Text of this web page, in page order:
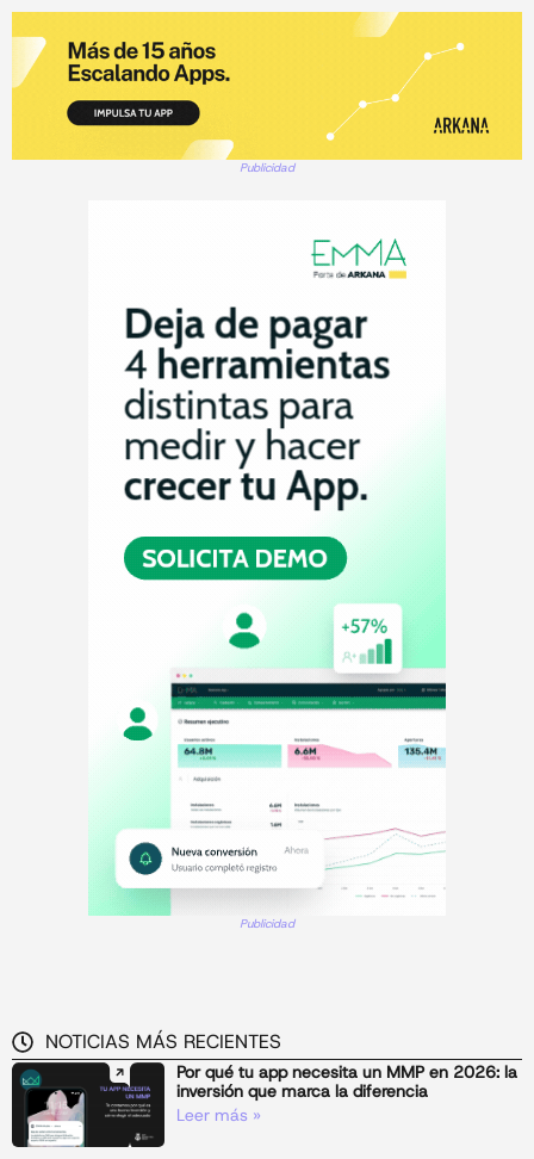
Publicidad
Publicidad
NOTICIAS MÁS RECIENTES
Por qué tu app necesita un MMP en 2026: la
inversión que marca la diferencia
Leer más »